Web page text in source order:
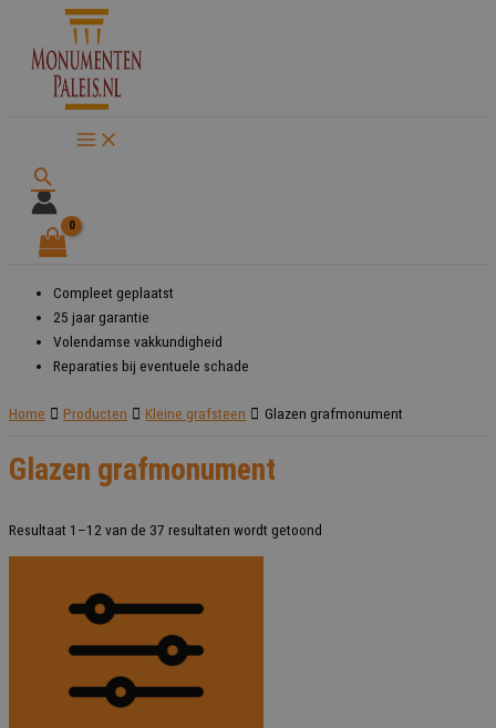
naar
Zoeken
Compleet geplaatst
25 jaar garantie
Volendamse vakkundigheid
Reparaties bij eventuele schade
Home Producten Kleine grafsteen Glazen grafmonument
Glazen grafmonument
Resultaat 1–12 van de 37 resultaten wordt getoond